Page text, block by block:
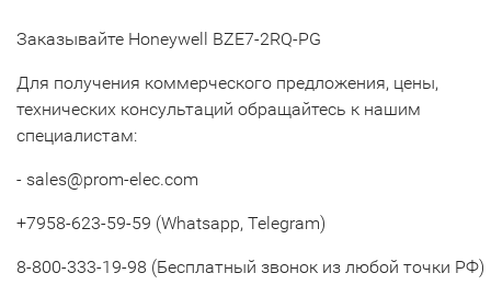
Заказывайте Honeywell BZE7-2RQ-PG
Для получения коммерческого предложения, цены,
технических консультаций обращайтесь к нашим
специалистам:
- sales@prom-elec.com
+7958-623-59-59 (Whatsapp, Telegram)
8-800-333-19-98 (Бесплатный звонок из любой точки РФ)